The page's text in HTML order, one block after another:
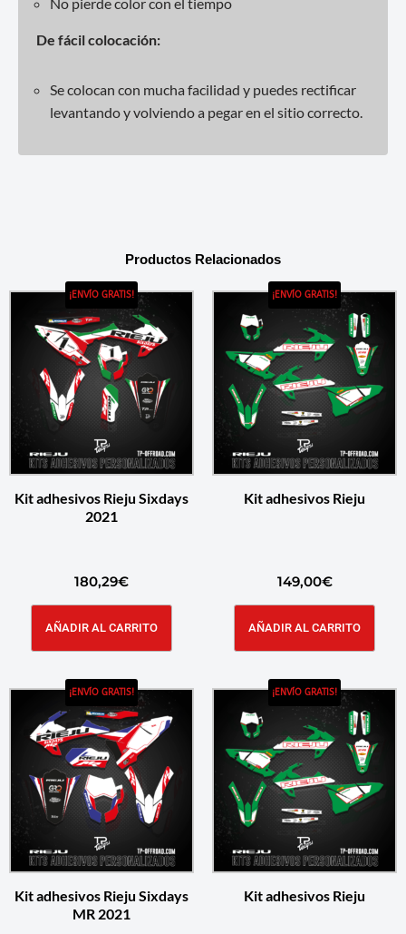
De fácil colocación:
Se colocan con mucha facilidad y puedes rectificar
levantando y volviendo a pegar en el sitio correcto.
Productos Relacionados
¡ENVÍO GRATIS!
Kit adhesivos Rieju Sixdays
2021
180,29€
AÑADIR AL CARRITO
¡ENVÍO GRATIS!
Kit adhesivos Rieju
149,00€
AÑADIR AL CARRITO
¡ENVÍO GRATIS!
Kit adhesivos Rieju Sixdays
MR 2021
¡ENVÍO GRATIS!
Kit adhesivos Rieju